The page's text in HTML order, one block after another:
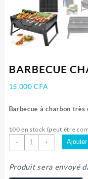
BARBECUE
15.000CFA
Barbecue à charbon
100 en stock (peut être
-
quantité
de
CHARBON
+
Produit sera envoyé